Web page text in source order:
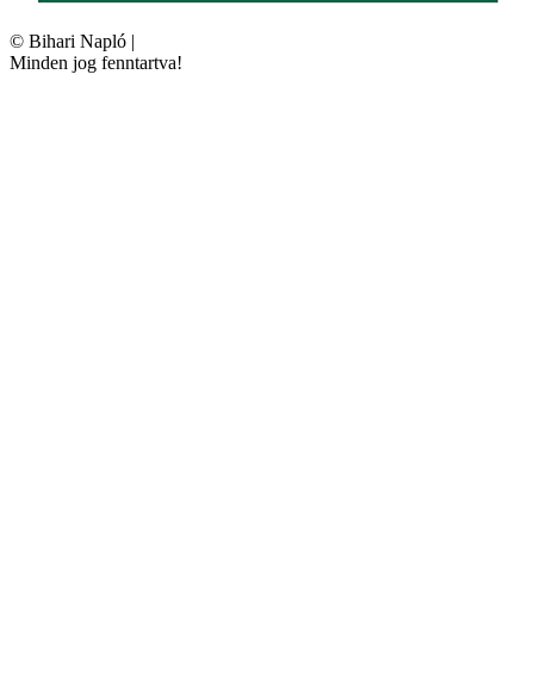
© Bihari Napló |
Minden jog fenntartva!